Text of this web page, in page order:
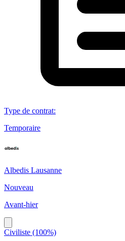
Type de contrat:
Temporaire
Albedis Lausanne
Nouveau
Avant-hier
Civiliste (100%)